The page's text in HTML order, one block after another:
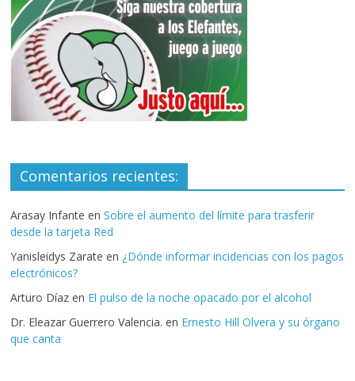
Comentarios recientes:
Arasay Infante enSobre el aumento del límite para trasferir
desde la tarjeta Red
Yanisleidys Zarate en ¿Dónde informar incidencias con los pagos
electrónicos?
Arturo Díaz en El pulso de la noche opacado por el alcohol
Dr. Eleazar Guerrero Valencia. en Ernesto Hill Olvera y su órgano
que canta